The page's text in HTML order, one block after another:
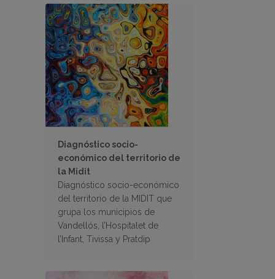
Diagnóstico socio-
económico del territorio de
la Midit
Diagnóstico socio-económico
del territorio de la MIDIT que
grupa los municipios de
Vandellós, l’Hospitalet de
l’Infant, Tivissa y Pratdip